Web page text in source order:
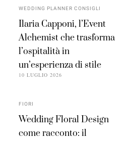
WEDDING PLANNER CONSIGLI
Ilaria Capponi, l’Event
Alchemist che trasforma
l’ospitalità in
un’esperienza di stile
10 LUGLIO 2026
FIORI
Wedding Floral Design
come racconto: il